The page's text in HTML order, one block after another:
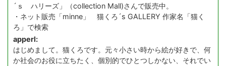
´ｓ ハリーズ」（collection Mall)さんで販売中。
・ネット販売「minne」 猫くろ´s GALLERY 作家名「猫く
ろ」で検索
apperl:
はじめまして。猫くろです。元々小さい時から絵が好きで、何
か社会のお役に立ちたく、個別的でひとつしかない、それでい